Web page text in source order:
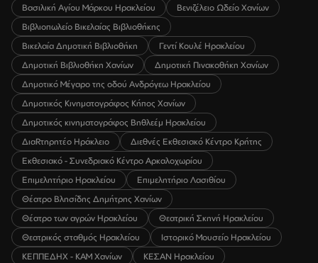
Βασιλική Αγίου Μάρκου Ηρακλείου
Βενιζέλειο Ωδείο Χανίων
Βιβλιοπωλείο Βικελαίας Βιβλιοθήκης
Βικελαία Δημοτική Βιβλιοθήκη
Γεντί Κουλέ Ηρακλείου
Δημοτική Βιβλιοθήκη Χανίων
Δημοτική Πινακοθήκη Χανίων
Δημοτικό Μέγαρο της οδού Ανδρόγεω Ηρακλείου
Δημοτικός Κινηματογράφος Κήπος Χανίων
Δημοτικός κινηματογράφος Βηθλεέμ Ηρακλείου
ΔιαRτηρητέο Ηράκλειο
Διεθνές Εκθεσιακό Κέντρο Κρήτης
Εκθεσιακό - Συνεδριακό Κέντρο Αρκαλοχωρίου
Επιμελητήριο Ηρακλείου
Επιμελητήριο Λασιθίου
Θέατρο Βλησίδης Δημήτρης Χανίων
Θέατρο των αγρών Ηρακλείου
Θεατρική Σκηνή Ηρακλείου
Θεατρικός σταθμός Ηρακλείου
Ιστορικό Μουσείο Ηρακλείου
ΚΕΠΠΕΔΗΧ - ΚΑΜ Χανίων
ΚΕΣΑΝ Ηρακλείου